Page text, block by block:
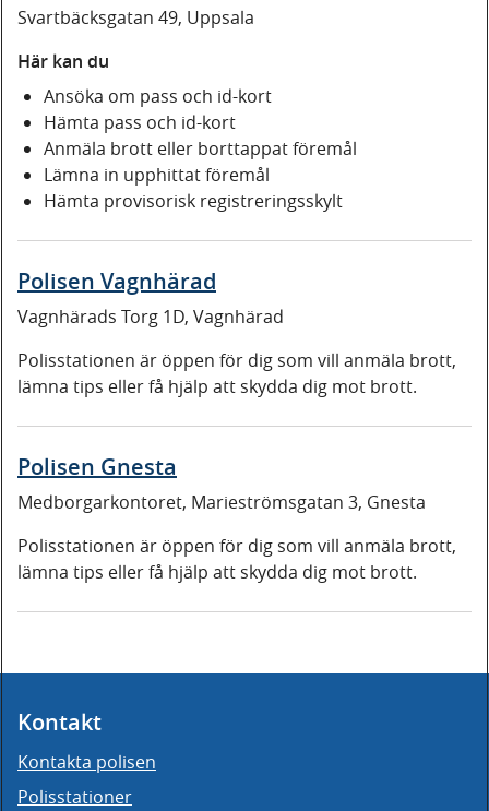
Svartbäcksgatan 49, Uppsala
Här kan du
Ansöka om pass och id-kort
Hämta pass och id-kort
Anmäla brott eller borttappat föremål
Lämna in upphittat föremål
Hämta provisorisk registreringsskylt
Polisen Vagnhärad
Vagnhärads Torg 1D, Vagnhärad
Polisstationen är öppen för dig som vill anmäla brott,
lämna tips eller få hjälp att skydda dig mot brott.
Polisen Gnesta
Medborgarkontoret, Marieströmsgatan 3, Gnesta
Polisstationen är öppen för dig som vill anmäla brott,
lämna tips eller få hjälp att skydda dig mot brott.
Kontakt
Kontakta polisen
Polisstationer